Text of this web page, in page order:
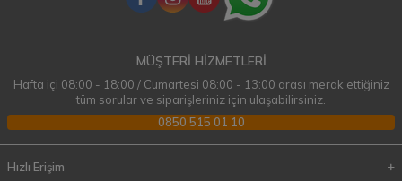
MÜŞTERİ HİZMETLERİ
Hafta içi 08:00 - 18:00 / Cumartesi 08:00 - 13:00 arası merak ettiğiniz
tüm sorular ve siparişleriniz için ulaşabilirsiniz.
0850 515 01 10
Hızlı Erişim